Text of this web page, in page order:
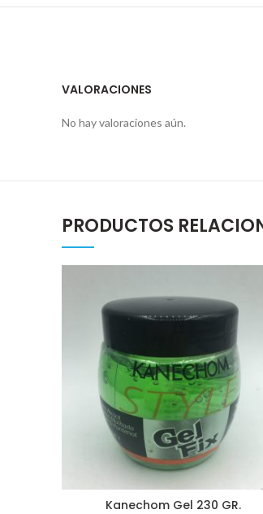
VALORACIONES
No hay valoraciones aún.
PRODUCTOS
Kanechom Gel 230 GR.